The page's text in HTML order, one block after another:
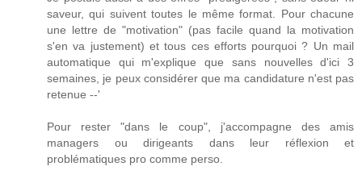
saveur, qui suivent toutes le même format. Pour chacune
une lettre de "motivation" (pas facile quand la motivation
s'en va justement) et tous ces efforts pourquoi ? Un mail
automatique qui m'explique que sans nouvelles d'ici 3
semaines, je peux considérer que ma candidature n'est pas
retenue --'
Pour rester "dans le coup", j'accompagne des amis
managers ou dirigeants dans leur réflexion et
problématiques pro comme perso.